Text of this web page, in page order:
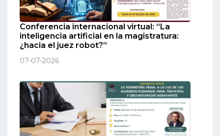
Conferencia internacional virtual: “La
inteligencia artificial en la magistratura:
¿hacia el juez robot?”
07-07-2026